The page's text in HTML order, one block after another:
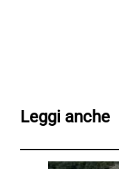
Leggi anche